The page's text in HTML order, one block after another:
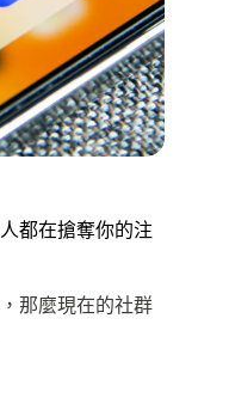
都在搶奪你的注
那麼現在的社群